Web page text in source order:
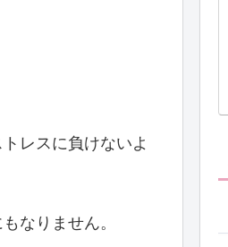
レスに負けないよ
なりません。